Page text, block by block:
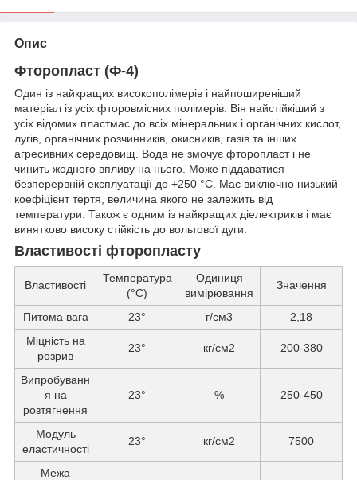
Опис
Фторопласт (Ф-4)
Один із найкращих високополімерів і найпоширеніший
матеріал із усіх фторовмісних полімерів. Він найстійкіший з
усіх відомих пластмас до всіх мінеральних і органічних кислот,
лугів, органічних розчинників, окисників, газів та інших
агресивних середовищ. Вода не змочує фторопласт і не
чинить жодного впливу на нього. Може піддаватися
безперервній експлуатації до +250 °C. Має виключно низький
коефіцієнт тертя, величина якого не залежить від
температури. Також є одним із найкращих діелектриків і має
винятково високу стійкість до вольтової дуги.
Властивості фторопласту
Властивості
Температура
(°С)
Одиниця
вимірювання
Значення
Питома вага 23° г/см3
2,18
Міцність на
розрив
23° кг/см2 200-380
Випробуванн
я на
розтягнення
23° % 250-450
Модуль
еластичності
23° кг/см2 7500
Межа